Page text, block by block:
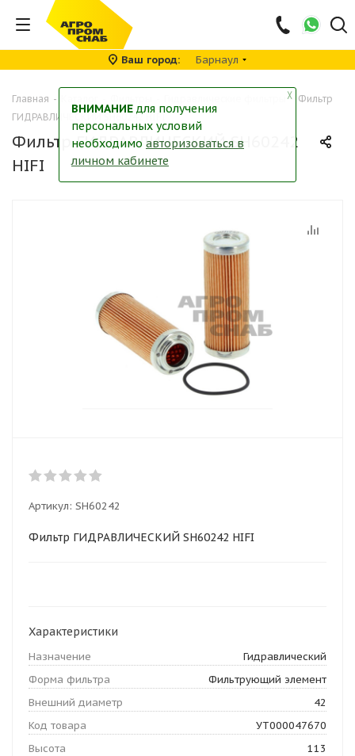
Ваш город Барнаул
Главная - - Фильтр
ГИДРАВЛИЧЕСКИЙ SH60242 HIFI
Фильтр ГИДРАВЛИЧЕСКИЙ SH60242
HIFI
Артикул: SH60242
Фильтр ГИДРАВЛИЧЕСКИЙ SH60242 HIFI
Характеристики
Назначение
Гидравлический
Форма фильтра
Фильтрующий элемент
Внешний диаметр
42
Код товара
УТ000047670
Высота
113
╳
ВНИМАНИЕ для получения
персональных условий
необходимо авторизоваться в
личном кабинете